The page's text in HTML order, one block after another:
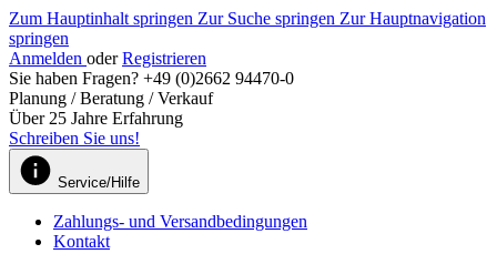
Zum Hauptinhalt springen Zur Suche springen Zur Hauptnavigation
springen
Anmelden oder Registrieren
Sie haben Fragen? +49 (0)2662 94470-0
Planung / Beratung / Verkauf
Über 25 Jahre Erfahrung
Schreiben Sie uns!
Service/Hilfe
Zahlungs- und Versandbedingungen
Kontakt